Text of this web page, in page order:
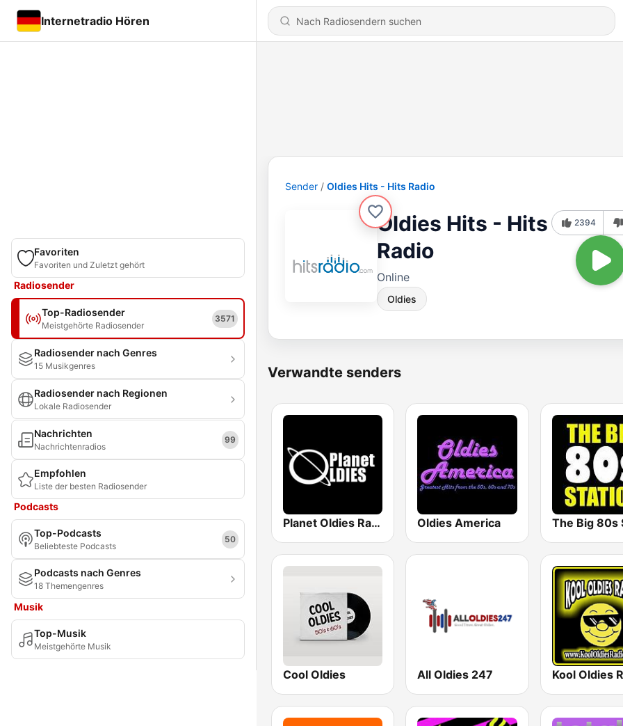
Internetradio Hören
Favoriten
Favoriten und Zuletzt gehört
Radiosender
Top-Radiosender
Meistgehörte Radiosender
3571
Radiosender nach Genres
15 Musikgenres
Radiosender nach Regionen
Lokale Radiosender
Nachrichten
Nachrichtenradios
99
Empfohlen
Liste der besten Radiosender
Podcasts
Top-Podcasts
Beliebteste Podcasts
50
Podcasts nach Genres
18 Themengenres
Musik
Top-Musik
Meistgehörte Musik
Sender Oldies Hits - Hits Radio
Oldies Hits - Hits
Radio
Online
Oldies
2394
Verwandte senders
Planet Oldies Radio Oldies America
Cool Oldies All Oldies 247 Kool Oldies